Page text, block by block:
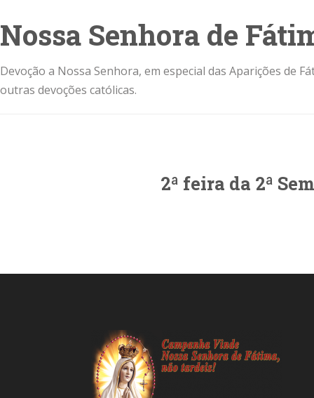
Nossa Senhora de
Devoção a Nossa Senhora, em especial das Aparições de
outras devoções católicas.
2ª feira da 2ª